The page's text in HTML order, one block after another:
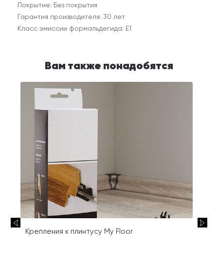
Покрытие: Без покрытия
Гарантия производителя: 30 лет
Класс эмиссии формальдегида: E1
Вам также понадобятся
Крепления к плинтусу My Floor